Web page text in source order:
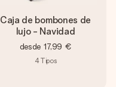
Caja de bombones de
lujo - Navidad
desde 17,99 €
4Tipos